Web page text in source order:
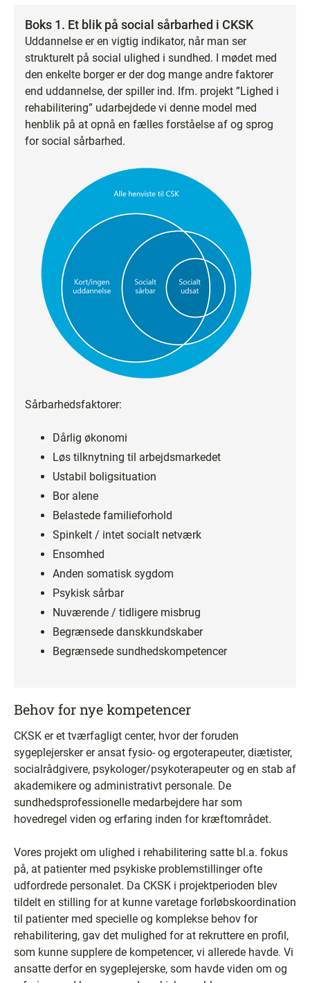
Boks 1. Et blik på social sårbarhed i CKSK
Uddannelse er en vigtig indikator, når man ser
strukturelt på social ulighed i sundhed. I mødet med
den enkelte borger er der dog mange andre faktorer
end uddannelse, der spiller ind. Ifm. projekt ”Lighed i
rehabilitering” udarbejdede vi denne model med
henblik på at opnå en fælles forståelse af og sprog
for social sårbarhed.
Sårbarhedsfaktorer:
Dårlig økonomi
Løs tilknytning til arbejdsmarkedet
Ustabil boligsituation
Bor alene
Belastede familieforhold
Spinkelt / intet socialt netværk
Ensomhed
Anden somatisk sygdom
Psykisk sårbar
Nuværende / tidligere misbrug
Begrænsede danskkundskaber
Begrænsede sundhedskompetencer
Behov for nye kompetencer
CKSK er et tværfagligt center, hvor der foruden
sygeplejersker er ansat fysio- og ergoterapeuter, diætister,
socialrådgivere, psykologer/psykoterapeuter og en stab af
akademikere og administrativt personale. De
sundhedsprofessionelle medarbejdere har som
hovedregel viden og erfaring inden for kræftområdet.
Vores projekt om ulighed i rehabilitering satte bl.a. fokus
på, at patienter med psykiske problemstillinger ofte
udfordrede personalet. Da CKSK i projektperioden blev
tildelt en stilling for at kunne varetage forløbskoordination
til patienter med specielle og komplekse behov for
rehabilitering, gav det mulighed for at rekruttere en profil,
som kunne supplere de kompetencer, vi allerede havde. Vi
ansatte derfor en sygeplejerske, som havde viden om og